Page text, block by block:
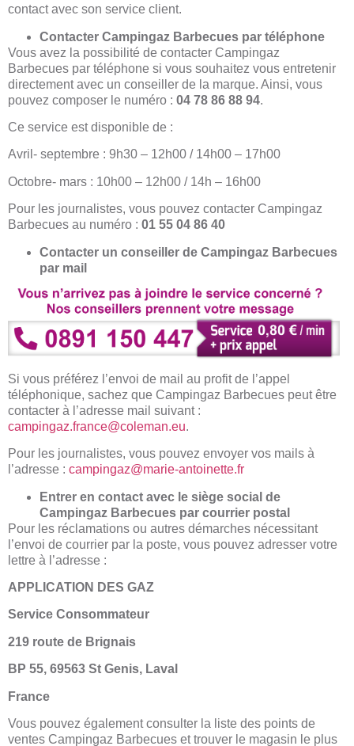
contact avec son service client.
Contacter Campingaz Barbecues par téléphone
Vous avez la possibilité de contacter Campingaz
Barbecues par téléphone si vous souhaitez vous entretenir
directement avec un conseiller de la marque. Ainsi, vous
pouvez composer le numéro : 04 78 86 88 94.
Ce service est disponible de :
Avril- septembre : 9h30 – 12h00 / 14h00 – 17h00
Octobre- mars : 10h00 – 12h00 / 14h – 16h00
Pour les journalistes, vous pouvez contacter Campingaz
Barbecues au numéro : 01 55 04 86 40
Contacter un conseiller de Campingaz Barbecues
par mail
Si vous préférez l’envoi de mail au profit de l’appel
téléphonique, sachez que Campingaz Barbecues peut être
contacter à l’adresse mail suivant :
campingaz.france@coleman.eu.
Pour les journalistes, vous pouvez envoyer vos mails à
l’adresse : campingaz@marie-antoinette.fr
Entrer en contact avec le siège social de
Campingaz Barbecues par courrier postal
Pour les réclamations ou autres démarches nécessitant
l’envoi de courrier par la poste, vous pouvez adresser votre
lettre à l’adresse :
APPLICATION DES GAZ
Service Consommateur
219 route de Brignais
BP 55, 69563 St Genis, Laval
France
Vous pouvez également consulter la liste des points de
ventes Campingaz Barbecues et trouver le magasin le plus